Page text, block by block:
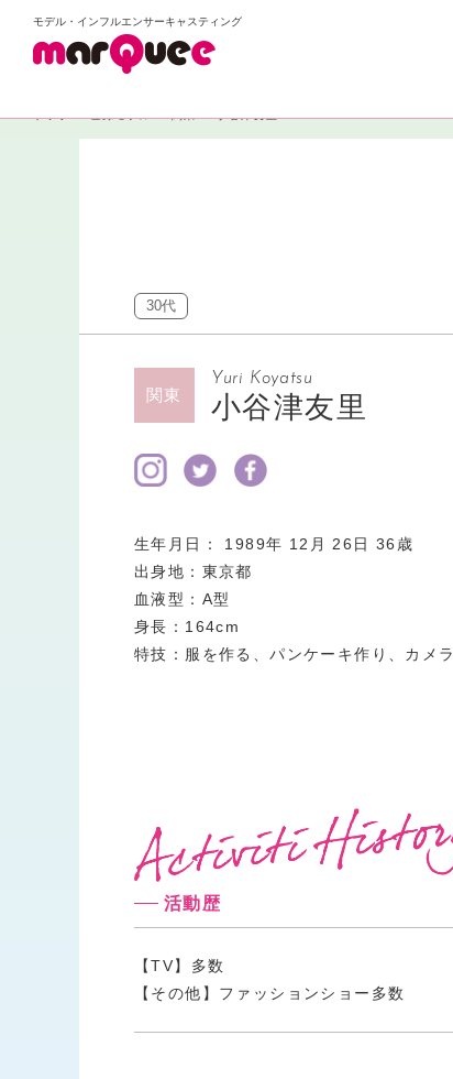
モデル・インフルエンサーキャスティング
30代
関東
Yuri Koyatsu
小谷津友里
生年月日： 1989年 12 月26 日36 歳
出身地：東京都
血液型：A型
身長：164cm
特技：服を作る、パンケーキ作り、カメラ
活動歴
【TV】多数
【その他】ファッションショー多数